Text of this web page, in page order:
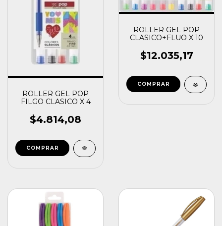
ROLLER GEL POP
FILGO CLASICO X 4
$4.814,08
ROLLER GEL POP
CLASICO+FLUO X 10
$12.035,17